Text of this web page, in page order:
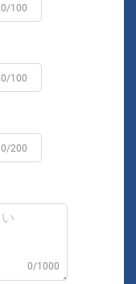
0/100
0/100
0/200
0/1000